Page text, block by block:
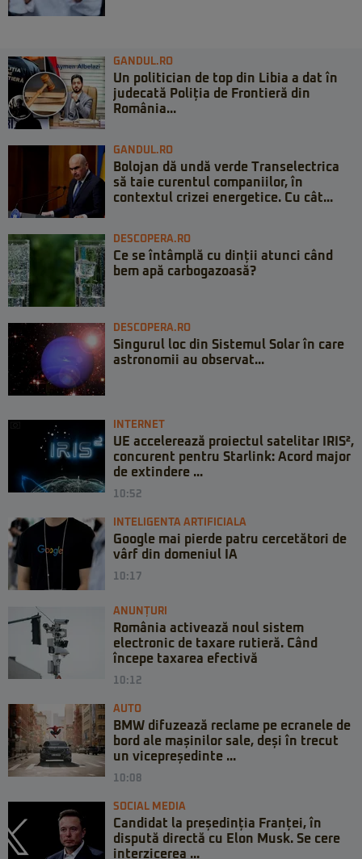
GANDUL.RO
Un politician de top din Libia a dat în
judecată Poliția de Frontieră din
România...
GANDUL.RO
Bolojan dă undă verde Transelectrica
să taie curentul companiilor, în
contextul crizei energetice. Cu cât...
DESCOPERA.RO
Ce se întâmplă cu dinții atunci când
bem apă carbogazoasă?
DESCOPERA.RO
Singurul loc din Sistemul Solar în care
astronomii au observat...
INTERNET
UE accelerează proiectul satelitar IRIS²,
concurent pentru Starlink: Acord major
de extindere ...
10:52
INTELIGENTA ARTIFICIALA
Google mai pierde patru cercetători de
vârf din domeniul IA
10:17
ANUNȚURI
România activează noul sistem
electronic de taxare rutieră. Când
începe taxarea efectivă
10:12
AUTO
BMW difuzează reclame pe ecranele de
bord ale mașinilor sale, deși în trecut
un vicepreședinte ...
10:08
SOCIAL MEDIA
Candidat la președinția Franței, în
dispută directă cu Elon Musk. Se cere
interzicerea ...